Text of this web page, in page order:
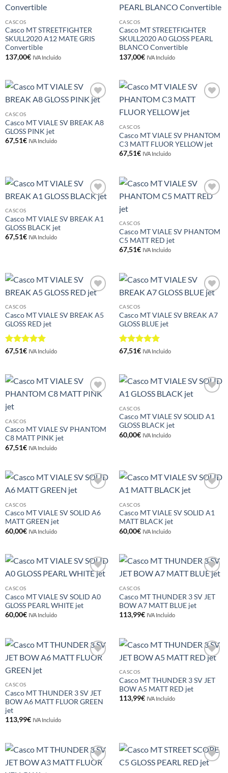
CASCOS
Casco MT STREETFIGHTER
SKULL2020 A12 MATE GRIS
Convertible
137,00€ IVA Incluido
deseos
CASCOS
Casco MT STREETFIGHTER
SKULL2020 A0 GLOSS PEARL
BLANCO Convertible
137,00€ IVA Incluido
Añadir
lista de
deseos
CASCOS
Casco MT VIALE SV BREAK A8
GLOSS PINK jet
67,51€ IVA Incluido
CASCOS
Casco MT VIALE SV PHANTOM
C3 MATT FLUOR YELLOW jet
67,51€ IVA Incluido
Añadir
lista de
deseos
CASCOS
Casco MT VIALE SV BREAK A1
GLOSS BLACK jet
67,51€ IVA Incluido
CASCOS
Casco MT VIALE SV PHANTOM
C5 MATT RED jet
67,51€ IVA Incluido
Añadir
lista de
deseos
CASCOS
Casco MT VIALE SV BREAK A5
GLOSS RED jet
Valorado
67,51€ IVA Incluido
Añadir
lista de
deseos
CASCOS
Casco MT VIALE SV BREAK A7
GLOSS BLUE jet
Valorado
67,51€ IVA Incluido
CASCOS
Casco MT VIALE SV PHANTOM
C8 MATT PINK jet
67,51€ IVA Incluido
lista de
deseos
CASCOS
Casco MT VIALE SV SOLID A1
GLOSS BLACK jet
60,00€ IVA Incluido
lista de
deseos
CASCOS
Casco MT VIALE SV SOLID A6
MATT GREEN jet
60,00€ IVA Incluido
lista de
deseos
CASCOS
Casco MT VIALE SV SOLID A1
MATT BLACK jet
60,00€ IVA Incluido
Añadir
lista de
deseos
CASCOS
Casco MT VIALE SV SOLID A0
GLOSS PEARL WHITE jet
60,00€ IVA Incluido
Añadir
lista de
deseos
CASCOS
Casco MT THUNDER 3 SV JET
BOW A7 MATT BLUE jet
113,99€ IVA Incluido
CASCOS
Casco MT THUNDER 3 SV JET
BOW A6 MATT FLUOR GREEN
jet
113,99€ IVA Incluido
Añadir
lista de
deseos
CASCOS
Casco MT THUNDER 3 SV JET
BOW A5 MATT RED jet
113,99€ IVA Incluido
Añadir